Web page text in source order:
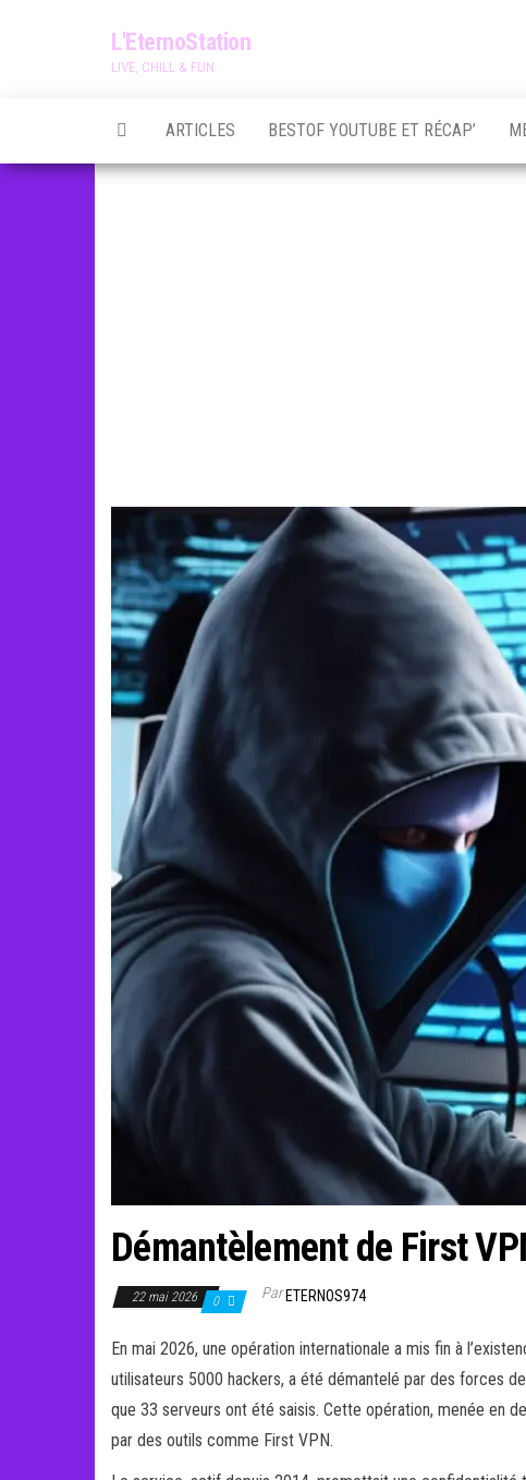
L'EternoStation
LIVE, CHILL & FUN
ARTICLES BESTOF YOUTUBE ET RÉCAP’
Démantèlement de First
22 mai 2026 0 ParETERNOS974
En mai 2026, une opération internationale a mis fin à
utilisateurs 5000 hackers, a été démantelé par des forces de
que 33 serveurs ont été saisis. Cette opération, menée en
par des outils comme First VPN.